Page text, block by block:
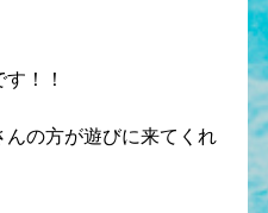
！！
の方が遊びに来てくれ